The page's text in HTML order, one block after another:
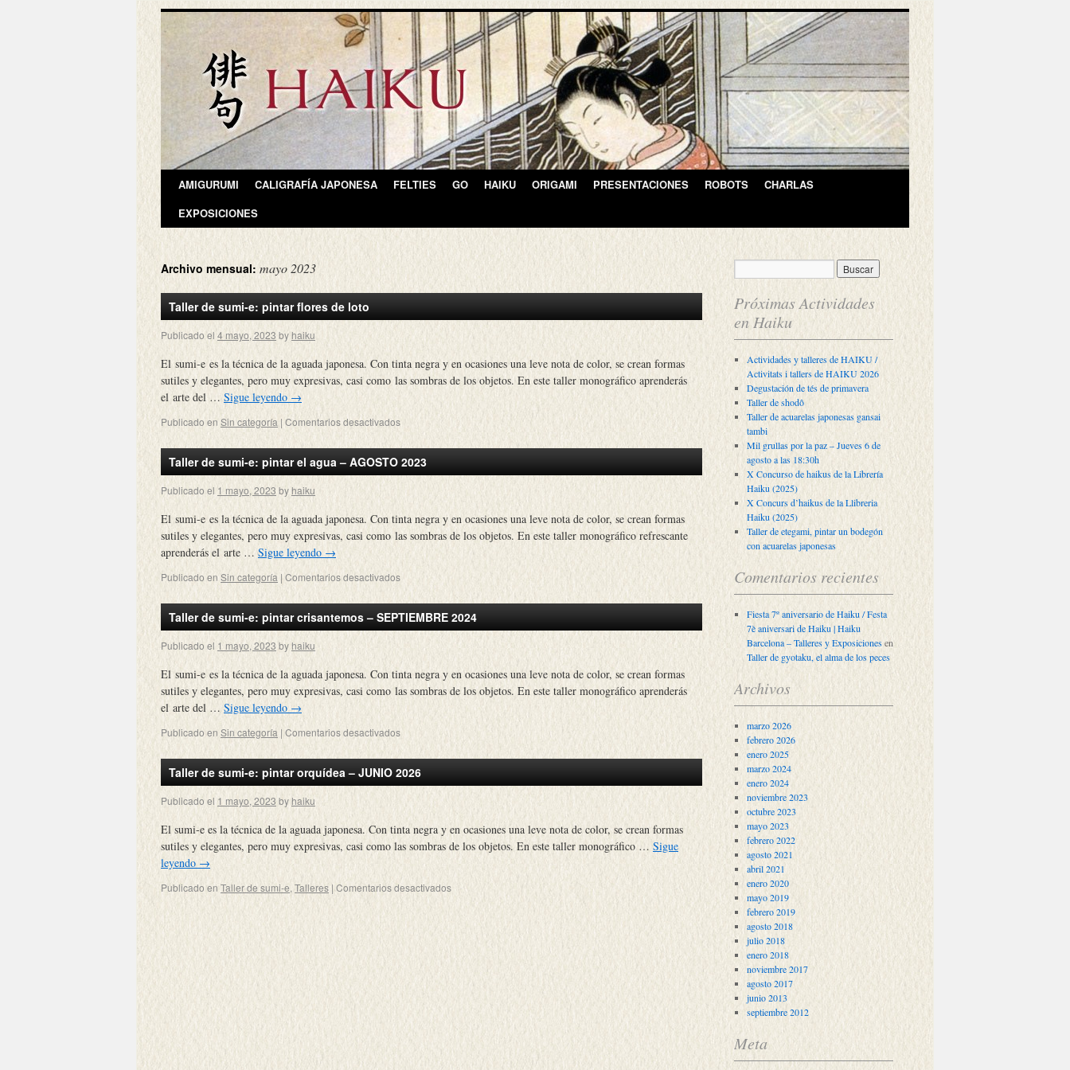
AMIGURUMI CALIGRAFÍA JAPONESA FELTIES GO HAIKU ORIGAMI PRESENTACIONES ROBOTS
CHARLAS
EXPOSICIONES
Archivo mensual: mayo 2023
Taller de sumi-e: pintar flores de loto
Publicado el 4 mayo, 2023 byhaiku
El sumi-e es la técnica de la aguada japonesa. Con tinta negra y en ocasiones una leve nota de color, se crean formas
sutiles y elegantes, pero muy expresivas, casi como las sombras de los objetos. En este taller monográfico aprenderás
el arte del … Sigue leyendo →
Publicado en Sin categoría | Comentarios desactivados
Taller de sumi-e: pintar el agua – AGOSTO 2023
Publicado el 1 mayo, 2023 byhaiku
El sumi-e es la técnica de la aguada japonesa. Con tinta negra y en ocasiones una leve nota de color, se crean formas
sutiles y elegantes, pero muy expresivas, casi como las sombras de los objetos. En este taller monográfico refrescante
aprenderás el arte …Sigue leyendo →
Publicado en Sin categoría |Comentarios desactivados
Taller de sumi-e: pintar crisantemos – SEPTIEMBRE 2024
Publicado el 1 mayo, 2023 byhaiku
El sumi-e es la técnica de la aguada japonesa. Con tinta negra y en ocasiones una leve nota de color, se crean formas
sutiles y elegantes, pero muy expresivas, casi como las sombras de los objetos. En este taller monográfico aprenderás
el arte del … Sigue leyendo →
Publicado en Sin categoría | Comentarios desactivados
Taller de sumi-e: pintar orquídea – JUNIO 2026
Publicado el 1 mayo, 2023 by haiku
El sumi-e es la técnica de la aguada japonesa. Con tinta negra y en ocasiones una leve nota de color, se crean formas
sutiles y elegantes, pero muy expresivas, casi como las sombras de los objetos. En este taller monográfico … Sigue
leyendo →
Publicado en Taller de sumi-e, Talleres | Comentarios desactivados
Próximas Actividades
en Haiku
Actividades y talleres de HAIKU /
Activitats i tallers de HAIKU 2026
Degustación de tés de primavera
Taller de shodô
Taller de acuarelas japonesas gansai
tambi
Mil grullas por la paz – Jueves 6 de
agosto a las 18:30h
X Concurso de haikus de la Librería
Haiku (2025)
X Concurs d’haikus de la Llibreria
Haiku (2025)
Taller de etegami, pintar un bodegón
con acuarelas japonesas
Comentarios recientes
Fiesta 7º aniversario de Haiku / Festa
7è aniversari de Haiku | Haiku
Barcelona – Talleres y Exposicionesen
Taller de gyotaku, el alma de los peces
Archivos
marzo 2026
febrero 2026
enero 2025
marzo 2024
enero 2024
noviembre 2023
octubre 2023
mayo 2023
febrero 2022
agosto 2021
abril 2021
enero 2020
mayo 2019
febrero 2019
agosto 2018
julio 2018
enero 2018
noviembre 2017
agosto 2017
junio 2013
septiembre 2012
Meta